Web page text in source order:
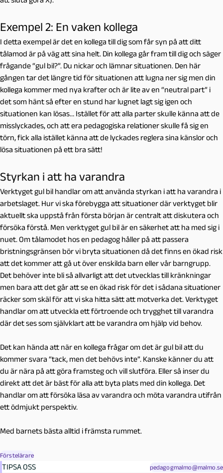
Exempel 2: En vaken kollega
I detta exempel är det en kollega till dig som får syn på att ditt
tålamod är på väg att sina helt. Din kollega går fram till dig och säger
frågande “gul bil?”. Du nickar och lämnar situationen. Den här
gången tar det längre tid för situationen att lugna ner sig men din
kollega kommer med nya krafter och är lite av en “neutral part” i
det som hänt så efter en stund har lugnet lagt sig igen och
situationen kan lösas… Istället för att alla parter skulle känna att de
misslyckades, och att era pedagogiska relationer skulle få sig en
törn, fick alla istället känna att de lyckades reglera sina känslor och
lösa situationen på ett bra sätt!
Styrkan i att ha varandra
Verktygetgul bil handlar om att använda styrkan i att ha varandra i
arbetslaget. Hur vi ska förebygga att situationer där verktyget blir
aktuellt ska uppstå från första början är centralt att diskutera och
försöka förstå. Men verktyget gul bil är en säkerhet att ha med sig i
nuet. Om tålamodet hos en pedagog håller på att passera
bristningsgränsen bör vi bryta situationen då det finns en ökad risk
att det kommer att gå ut över enskilda barn eller vår barngrupp.
Det behöver inte bli så allvarligt att det utvecklas till kränkningar
men bara att det går att se en ökad risk för det i sådana situationer
räcker som skäl för att vi ska hitta sätt att motverka det. Verktyget
handlar om att utveckla ett förtroende och trygghet till varandra
där det ses som självklart att be varandra om hjälp vid behov.
Det kan hända att när en kollega frågar om det är gul bil att du
kommer svara “tack, men det behövs inte”. Kanske känner du att
du är nära på att göra framsteg och vill slutföra. Eller så inser du
direkt att det är bäst för alla att byta plats med din kollega. Det
handlar om att försöka läsa av varandra och möta varandra utifrån
ett ödmjukt perspektiv.
Med barnets bästa alltid i främsta rummet.
Förstelärare
TIPSA OSS pedagogmalmo@malmo.se